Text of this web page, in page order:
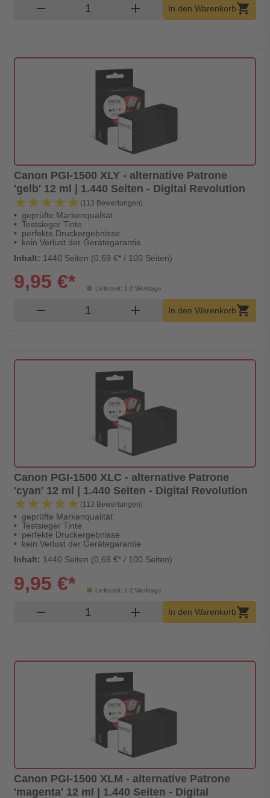
remove Produkt Warenkorb Menge
add In den Warenkorb shopping_cart
Canon PGI-1500 XLY - alternative Patrone
'gelb' 12 ml | 1.440 Seiten - Digital Revolution
★★★★★
★★★★★ (113 Bewertungen)
geprüfte Markenqualität
Testsieger Tinte
perfekte Druckergebnisse
kein Verlust der Gerätegarantie
Inhalt: 1440 Seiten (0,69 €* / 100 Seiten)
Lieferzeit: 1-2 Werktage
9,95 €*
remove Produkt Warenkorb Menge
add In den Warenkorbshopping_cart
Canon PGI-1500 XLC - alternative Patrone
'cyan' 12 ml | 1.440 Seiten - Digital Revolution
★★★★★
★★★★★ (113 Bewertungen)
geprüfte Markenqualität
Testsieger Tinte
perfekte Druckergebnisse
kein Verlust der Gerätegarantie
Inhalt: 1440 Seiten (0,69 €* / 100 Seiten)
Lieferzeit: 1-2 Werktage
9,95 €*
remove Produkt Warenkorb Menge
add In den Warenkorbshopping_cart
Canon PGI-1500 XLM - alternative Patrone
'magenta' 12 ml | 1.440 Seiten - Digital